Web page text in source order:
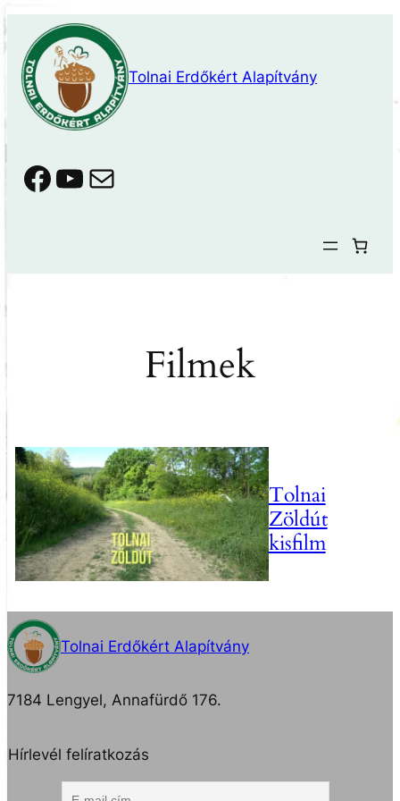
Ugrás
tartalomhoz
Tolnai Erdőkért Alapítvány
Facebook
YouTube
Mail
Filmek
Tolnai
Zöldút
kisfilm
Tolnai Erdőkért Alapítvány
7184 Lengyel, Annafürdő 176.
Hírlevél felíratkozás